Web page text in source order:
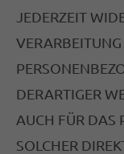
JEDERZEIT
DERARTIGER
AUCH FÜR DAS
SOLCHER